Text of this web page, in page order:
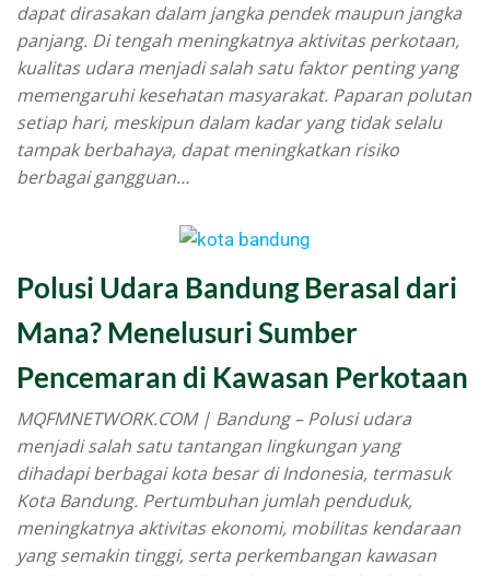
dapat dirasakan dalam jangka pendek maupun jangka
panjang. Di tengah meningkatnya aktivitas perkotaan,
kualitas udara menjadi salah satu faktor penting yang
memengaruhi kesehatan masyarakat. Paparan polutan
setiap hari, meskipun dalam kadar yang tidak selalu
tampak berbahaya, dapat meningkatkan risiko
berbagai gangguan…
Polusi Udara Bandung Berasal dari
Mana? Menelusuri Sumber
Pencemaran di Kawasan Perkotaan
MQFMNETWORK.COM | Bandung – Polusi udara
menjadi salah satu tantangan lingkungan yang
dihadapi berbagai kota besar di Indonesia, termasuk
Kota Bandung. Pertumbuhan jumlah penduduk,
meningkatnya aktivitas ekonomi, mobilitas kendaraan
yang semakin tinggi, serta perkembangan kawasan